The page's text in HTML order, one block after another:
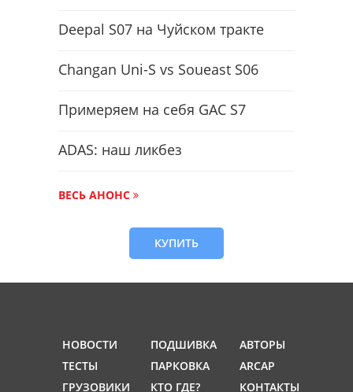
Deepal S07 на Чуйском тракте
Changan Uni-S vs Soueast S06
Примеряем на себя GAC S7
ADAS: наш ликбез
ВЕСЬ АНОНС
КУПИТЬ
НОВОСТИ
ТЕСТЫ
ГРУЗОВИКИ
ПОДШИВКА
ПАРКОВКА
КТО ГДЕ?
АВТОРЫ
ARCAP
КОНТАКТЫ